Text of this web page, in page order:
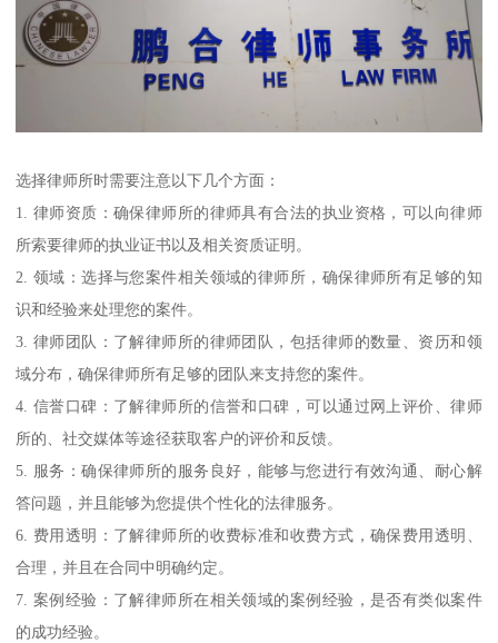
选择律师所时需要注意以下几个方面：
1. 律师资质：确保律师所的律师具有合法的执业资格，可以向律师
所索要律师的执业证书以及相关资质证明。
2. 领域：选择与您案件相关领域的律师所，确保律师所有足够的知
识和经验来处理您的案件。
3. 律师团队：了解律师所的律师团队，包括律师的数量、资历和领
域分布，确保律师所有足够的团队来支持您的案件。
4. 信誉口碑：了解律师所的信誉和口碑，可以通过网上评价、律师
所的、社交媒体等途径获取客户的评价和反馈。
5. 服务：确保律师所的服务良好，能够与您进行有效沟通、耐心解
答问题，并且能够为您提供个性化的法律服务。
6. 费用透明：了解律师所的收费标准和收费方式，确保费用透明、
合理，并且在合同中明确约定。
7. 案例经验：了解律师所在相关领域的案例经验，是否有类似案件
的成功经验。